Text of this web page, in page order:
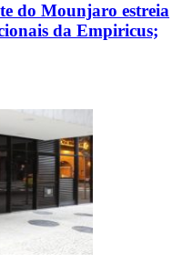
do Mounjaro estreia
da Empiricus;